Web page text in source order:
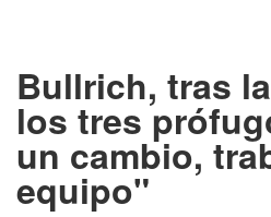
Bullrich, tras
los tres
un cambio,
equipo"